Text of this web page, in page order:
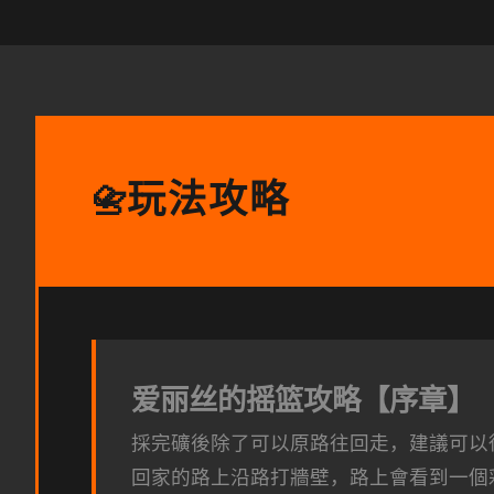
📇玩法攻略
爱丽丝的摇篮攻略【序章】
採完礦後除了可以原路往回走，建議可以
回家的路上沿路打牆壁，路上會看到一個